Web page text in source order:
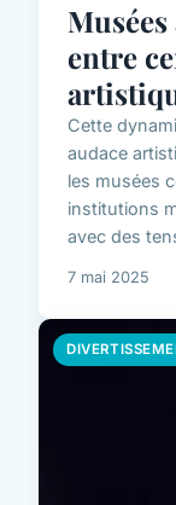
entre
Cette
audace
les musées
institutions
avec des
7 mai 2025